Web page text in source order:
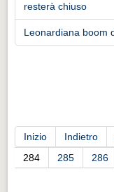
resterà chiuso
Leonardiana boom
Inizio
Indietro
284
285 286